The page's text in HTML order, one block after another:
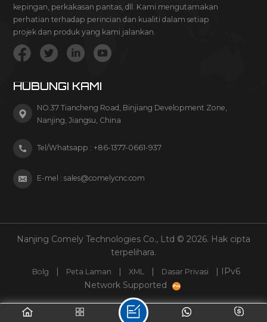
kepingan, perkakasan pantas, dll. Kami mengutamakan
perhatian terhadap perincian dan kualiti dalam setiap
projek dan produk yang kami jalankan.
HUBUNGI KAMI
NO.37 Tiancheng Road, Binjiang Development Zone,
Nanjing, Jiangsu, China
Tel/Whatsapp : +86-1377-0661-937
E-mel :sales@comelycnc.com
Nanjing Comely Technologies Co., Ltd © 2026. Hak cipta
terpelihara.
Bolg | Peta Laman | XML | Dasar Privasi
| IPv6
Network Supported